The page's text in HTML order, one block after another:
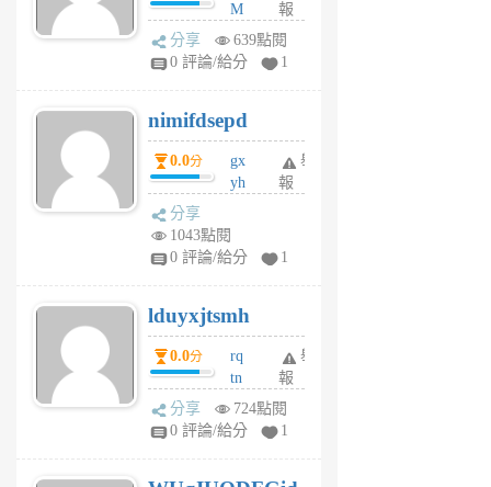
M
U
F
U
5
個
月
報
分享
639點閱
0 評論/給分
1
nimifdsepd
0.0分
gx
yh
jl
月
前
舉
報
分享
1043點閱
0 評論/給分
1
lduyxjtsmh
0.0分
rq
tn
jt
gl
舉
報
分享
724點閱
0 評論/給分
1